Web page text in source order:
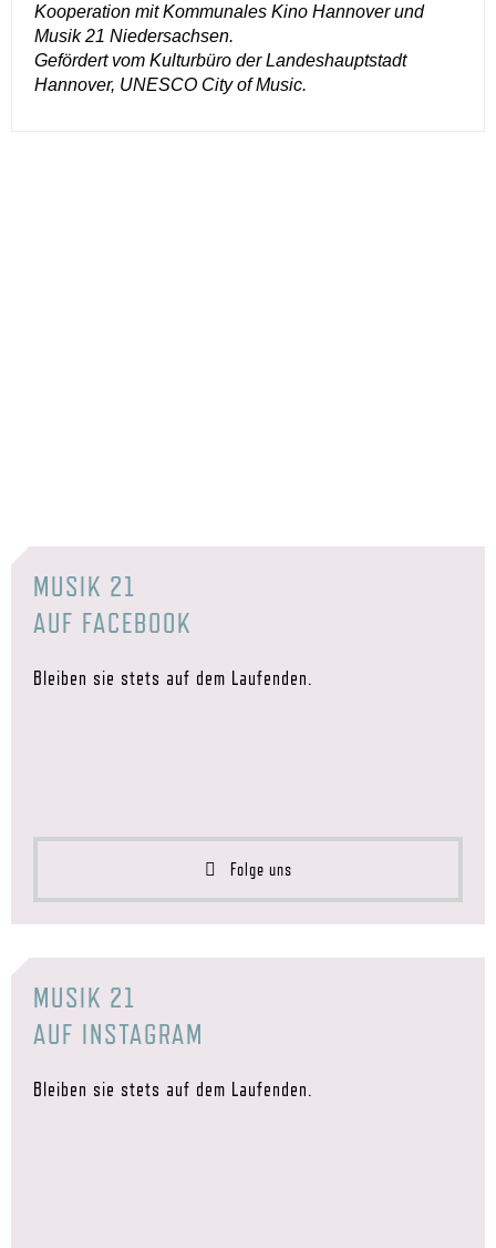
Kooperation mit Kommunales Kino Hannover und
Musik 21 Niedersachsen.
Gefördert vom Kulturbüro der Landeshauptstadt
Hannover, UNESCO City of Music.
MUSIK 21
AUF FACEBOOK
Bleiben sie stets auf dem Laufenden.
Folge uns
MUSIK 21
AUF INSTAGRAM
Bleiben sie stets auf dem Laufenden.